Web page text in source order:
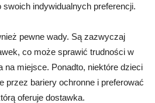
indywidualnych preferencji.
pewne wady. Są zazwyczaj
co może sprawić trudności w
na miejsce. Ponadto, niektóre dzieci
przez bariery ochronne i preferować
oferuje dostawka.